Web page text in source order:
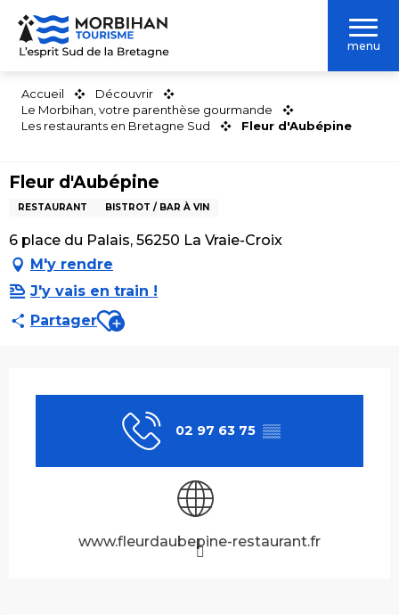
Aller
contenu
menu
Accueil
Découvrir
Le Morbihan, votre parenthèse gourmande
Les restaurants en Bretagne Sud
Fleur d'Aubépine
Fleur d'Aubépine
RESTAURANT BISTROT / BAR À VIN
6 place du Palais, 56250 La Vraie-Croix
M'y rendre
J'y vais en train !
PartagerAjouter aux favoris
02 97 63 75 ▒▒
www.fleurdaubepine-restaurant.fr